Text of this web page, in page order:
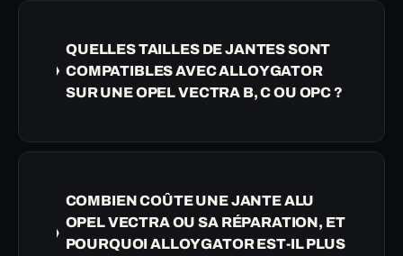
QUELLES TAILLES DE JANTES SONT
COMPATIBLES AVEC ALLOYGATOR
SUR UNE OPEL VECTRA B, C OU OPC ?
COMBIEN COÛTE UNE JANTE ALU
OPEL VECTRA OU SA RÉPARATION, ET
POURQUOI ALLOYGATOR EST-IL PLUS